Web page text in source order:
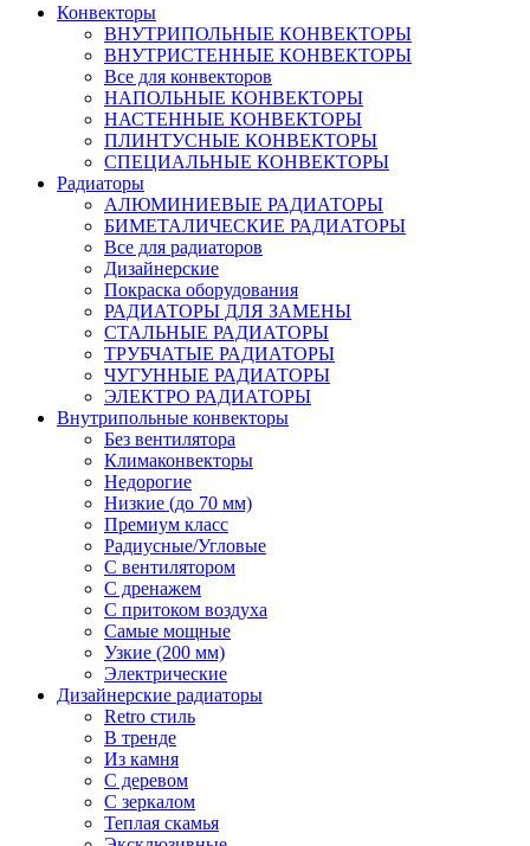
Конвекторы
ВНУТРИПОЛЬНЫЕ КОНВЕКТОРЫ
ВНУТРИСТЕННЫЕ КОНВЕКТОРЫ
Все для конвекторов
НАПОЛЬНЫЕ КОНВЕКТОРЫ
НАСТЕННЫЕ КОНВЕКТОРЫ
ПЛИНТУСНЫЕ КОНВЕКТОРЫ
СПЕЦИАЛЬНЫЕ КОНВЕКТОРЫ
Радиаторы
АЛЮМИНИЕВЫЕ РАДИАТОРЫ
БИМЕТАЛИЧЕСКИЕ РАДИАТОРЫ
Все для радиаторов
Дизайнерские
Покраска оборудования
РАДИАТОРЫ ДЛЯ ЗАМЕНЫ
СТАЛЬНЫЕ РАДИАТОРЫ
ТРУБЧАТЫЕ РАДИАТОРЫ
ЧУГУННЫЕ РАДИАТОРЫ
ЭЛЕКТРО РАДИАТОРЫ
Внутрипольные конвекторы
Без вентилятора
Климаконвекторы
Недорогие
Низкие (до 70 мм)
Премиум класс
Радиусные/Угловые
С вентилятором
С дренажем
С притоком воздуха
Самые мощные
Узкие (200 мм)
Электрические
Дизайнерские радиаторы
Retro стиль
В тренде
Из камня
С деревом
С зеркалом
Теплая скамья